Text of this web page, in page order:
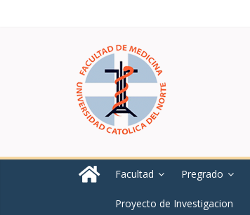
Facultad Pregrado
Proyecto de Investigacion